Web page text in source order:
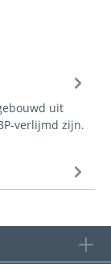
uit
verlijmd zijn.